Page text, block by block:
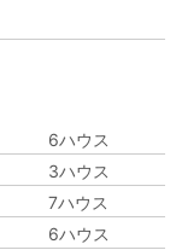
6ハウス
3ハウス
7ハウス
6ハウス